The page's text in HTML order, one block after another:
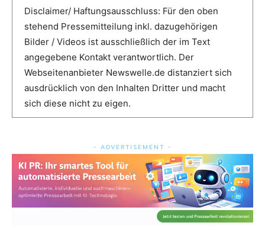
Disclaimer/ Haftungsausschluss: Für den oben
stehend Pressemitteilung inkl. dazugehörigen
Bilder / Videos ist ausschließlich der im Text
angegebene Kontakt verantwortlich. Der
Webseitenanbieter Newswelle.de distanziert sich
ausdrücklich von den Inhalten Dritter und macht
sich diese nicht zu eigen.
- ADVERTISEMENT -